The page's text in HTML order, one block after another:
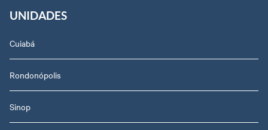
UNIDADES
Cuiabá
Rondonópolis
Sinop